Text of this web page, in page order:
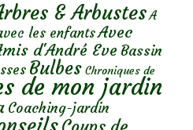
& Arbustes A
les enfantsAvec
d'André Eve Bassin
Bulbes Chroniques de
de mon jardin
Coaching-jardin